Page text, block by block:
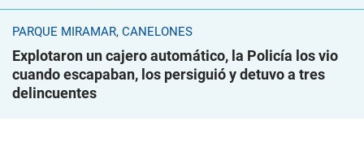
PARQUE MIRAMAR, CANELONES
Explotaron un cajero automático, la Policía los vio
cuando escapaban, los persiguió y detuvo a tres
delincuentes